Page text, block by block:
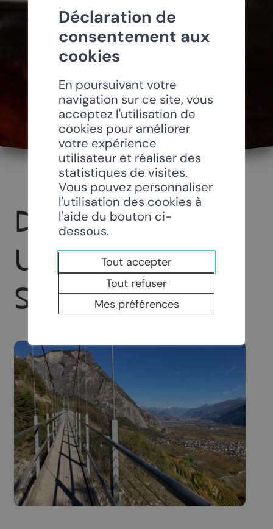
DES VIGNES ET
UN PONT
SUSPENDU
Déclaration de
consentement aux
cookies
En poursuivant votre
navigation sur ce site, vous
acceptez l'utilisation de
cookies pour améliorer
votre expérience
utilisateur et réaliser des
statistiques de visites.
Vous pouvez personnaliser
l'utilisation des cookies à
l'aide du bouton ci-
dessous.
Tout accepter
Tout refuser
Mes préférences